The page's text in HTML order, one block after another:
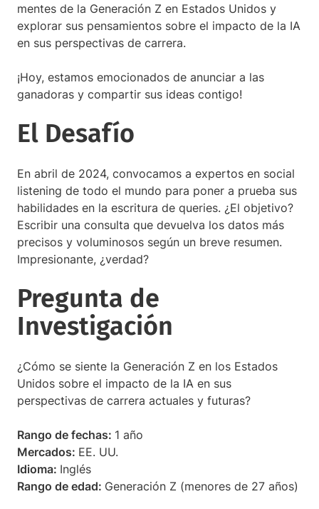
mentes de la Generación Z en Estados Unidos y
explorar sus pensamientos sobre el impacto de la IA
en sus perspectivas de carrera.
¡Hoy, estamos emocionados de anunciar a las
ganadoras y compartir sus ideas contigo!
El Desafío
En abril de 2024, convocamos a expertos en social
listening de todo el mundo para poner a prueba sus
habilidades en la escritura de queries. ¿El objetivo?
Escribir una consulta que devuelva los datos más
precisos y voluminosos según un breve resumen.
Impresionante, ¿verdad?
Pregunta de
Investigación
¿Cómo se siente la Generación Z en los Estados
Unidos sobre el impacto de la IA en sus
perspectivas de carrera actuales y futuras?
Rango de fechas: 1 año
Mercados: EE. UU.
Idioma: Inglés
Rango de edad: Generación Z (menores de 27 años)